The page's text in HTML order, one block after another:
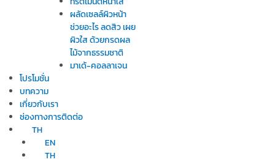
ผลัดเซลล์ผิวหน้า
ช่วยอะไร ลดสิว เผย
ผิวใส ด้วยกรดผล
ไม้จากธรรมชาติ
มาเด้-คอลลาเจน
โปรโมชั่น
บทความ
เกี่ยวกับเรา
ช่องทางการติดต่อ
TH
EN
TH